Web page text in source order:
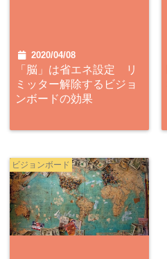
2020/04/08
「脳」は省エネ設定 リ
ミッター解除するビジョ
ンボードの効果
ビジョンボード